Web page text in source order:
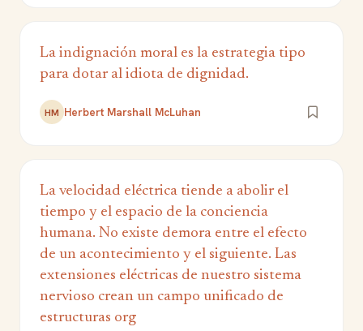
La indignación moral es la estrategia tipo
para dotar al idiota de dignidad.
HM Herbert Marshall McLuhan
La velocidad eléctrica tiende a abolir el
tiempo y el espacio de la conciencia
humana. No existe demora entre el efecto
de un acontecimiento y el siguiente. Las
extensiones eléctricas de nuestro sistema
nervioso crean un campo unificado de
estructuras org